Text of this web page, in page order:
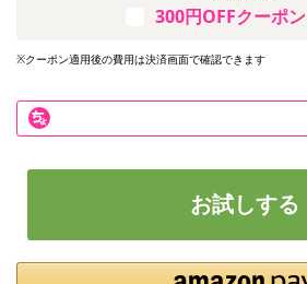
300円OFFクーポン
※クーポン適用後の費用は決済画面で確認できます
お試しする